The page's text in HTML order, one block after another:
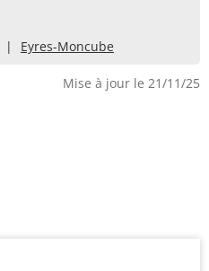
Eyres-Moncube
Mise à jour le 21/11/25